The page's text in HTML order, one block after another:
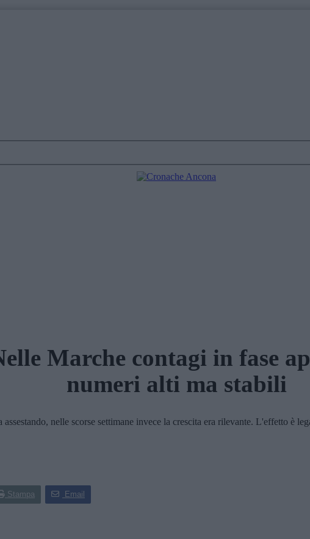
Marche contagi in fase
numeri alti ma stabili
nelle scorse settimane invece la crescita era rilevante. L'effetto è
Stampa Email